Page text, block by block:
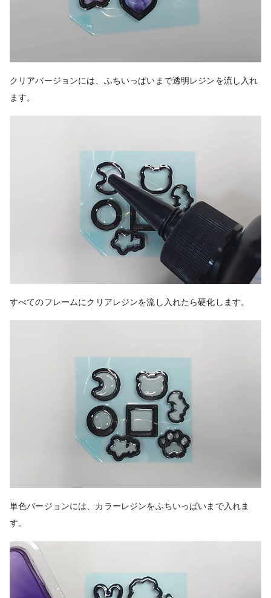
クリアバージョンには、 ふちいっぱいまで透明レジンを流し入れ
ます。
すべてのフレームにクリアレジンを流し入れたら硬化します。
単色バージョンには、カラーレジンをふちいっぱいまで入れま
す。